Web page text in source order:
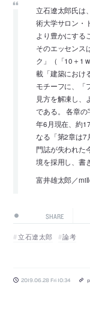
立石遼太郎氏は
術大学サロン・
より豊かにする
そのエッセンス
ク」（「10＋1
載「建築におけ
モチーフに、「
見方を解凍し、
である。 各章
年6月現在、約
なる「第2章は7
門誌が失われた
境を採用し、書
富井雄太郎／
SHARE
立石遼太郎 論考
2019.06.28 Fri 10:34